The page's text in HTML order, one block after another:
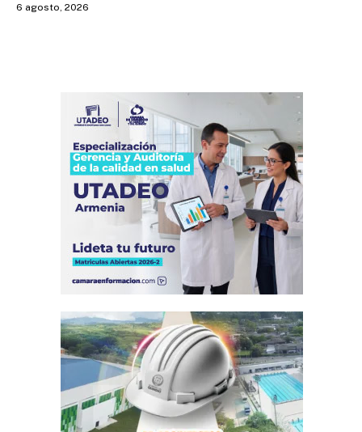
6 agosto, 2026